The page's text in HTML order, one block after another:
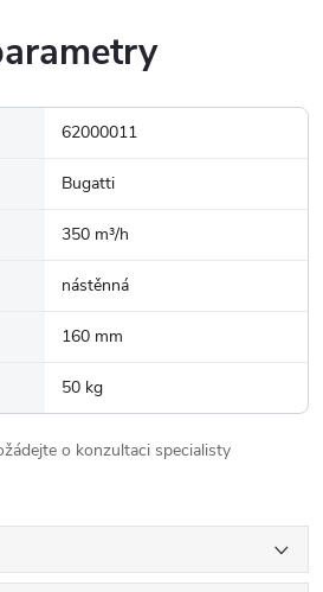
62000011
Bugatti
350 m³/h
nástěnná
160 mm
50 kg
o konzultaci specialisty